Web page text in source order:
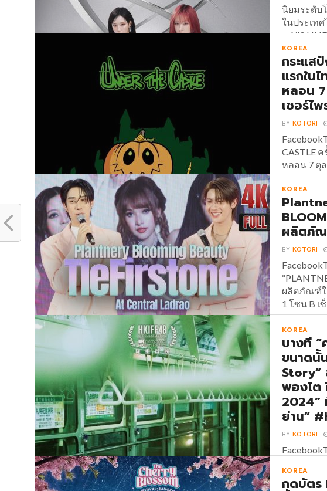
นิยมระดับ
ในประเทศ
aeXIS
KOREA
กระแส
แรกใน
หลอน
เซอร์ไ
BYKOTORI
CASTLE
หลอน 7 ตุ
พิเศษ!! กร
CASTLE
หลอน อีเ
ประเทศไท
KOREA
ผลิตภัณ
BYKOTORI
ผลิตภัณฑ์ใ
1 โซน B เ
KOREA
บางที “
ขนาดนั้
Story”
พองโต
2024”
ย่าน”
BYKOTORI
หนังก้าวผ่
ฮ่องกง
KOREA
กดบัตร